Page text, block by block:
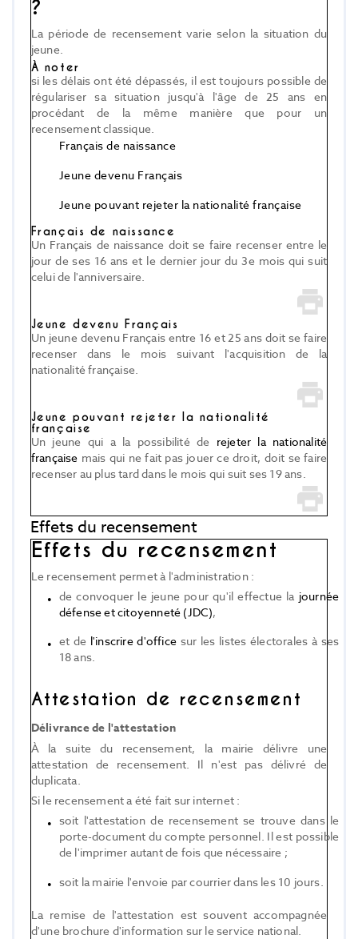
?
La période de recensement varie selon la situation du
jeune.
À noter
si les délais ont été dépassés, il est toujours possible de
régulariser sa situation jusqu'à l'âge de 25 ans en
procédant de la même manière que pour un
recensement classique.
Français de naissance
Jeune devenu Français
Jeune pouvant rejeter la nationalité française
Français de naissance
Un Français de naissance doit se faire recenser entre le
jour de ses 16 ans et le dernier jour du 3emois qui suit
celui de l'anniversaire.
Jeune devenu Français
Un jeune devenu Français entre 16 et 25 ans doit se faire
recenser dans le mois suivant l'acquisition de la
nationalité française.
Jeune pouvant rejeter la nationalité
française
Un jeune qui a la possibilité de rejeter la nationalité
française mais qui ne fait pas jouer ce droit, doit se faire
recenser au plus tard dans le mois qui suit ses 19 ans.
Effets du recensement
Effets du recensement
Le recensement permet à l'administration :
de convoquer le jeune pour qu'il effectue la journée
défense et citoyenneté (JDC),
et de l'inscrire d'office sur les listes électorales à ses
18 ans.
Attestation de recensement
Délivrance de l'attestation
À la suite du recensement, la mairie délivre une
attestation de recensement. Il n'est pas délivré de
duplicata.
Si le recensement a été fait sur internet :
soit l'attestation de recensement se trouve dans le
porte-document du compte personnel. Il est possible
de l'imprimer autant de fois que nécessaire ;
soit la mairie l'envoie par courrier dans les 10 jours.
La remise de l'attestation est souvent accompagnée
d'une brochure d'information sur le service national.